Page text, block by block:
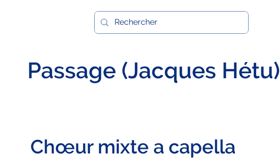
Passage (Jacques Hétu)
Chœur mixte a capella